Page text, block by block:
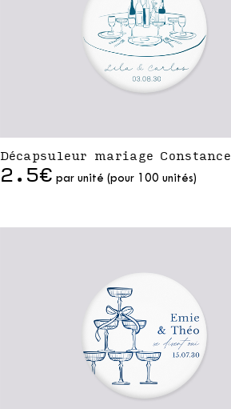
Décapsuleur mariage Constance
2.5€ par unité (pour 100 unités)